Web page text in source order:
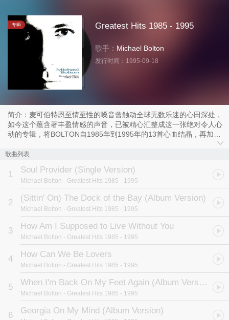
专辑 Greatest Hits 1985 - 1995
歌手： Michael Bolton
发行时间： 1995-09-18
简介：麦可伯特恩至情至性的嗓音曾触动全球无数乐迷的心田深处，
如今这个蕴含著丰盈情感的声音，已被精心汇整成这一张绝对令人心
动的专辑，将BOLTON自1985年到1995年的13首心血结晶，再加上
５首特别全新量造的精彩新歌一併收录，共同为BOLTON再度砌造出
一张漂亮的成绩单。
本张精选辑蒐集了BOLTON过去十年来令人刮目的排行畅销佳
作，如：“HOW AM I SUPPOSED TO LIVE WITHOUT YOU ”、
绎，如“WHEN A MAN LOVES A WOMAN”、“LEAN ON ME”等，至
于五首新作，除了先露脸的活跃热情单曲“CAN I TOUCH YOU
...THERE? ”，还包括有BOLTON原为CHER所写、令她东山再起的“I
FOUND SOMEONE”，可预期的感动，正等著你来细细品嚐。
歌曲列表
1 Soul Provider (Single Version)
Michael Bolton - Greatest Hits 1985 - 1995
2 (Sittin' On) The Dock of the Bay (Album Version)
Michael Bolton - Greatest Hits 1985 - 1995
3 How Am I Supposed to Live Without You
Michael Bolton - Greatest Hits 1985 - 1995
4 How Can We Be Lovers
Michael Bolton - Greatest Hits 1985 - 1995
5 When I'm Back On My Feet Again (Album Version)
Michael Bolton - Greatest Hits 1985 - 1995
6 Georgia On My Mind (Album Version)